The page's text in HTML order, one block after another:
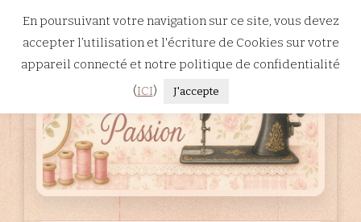
En poursuivant votre navigation sur ce site, vous devez
accepter l’utilisation et l'écriture de Cookies sur votre
appareil connecté et notre politique de confidentialité
(ICI) J'accepte